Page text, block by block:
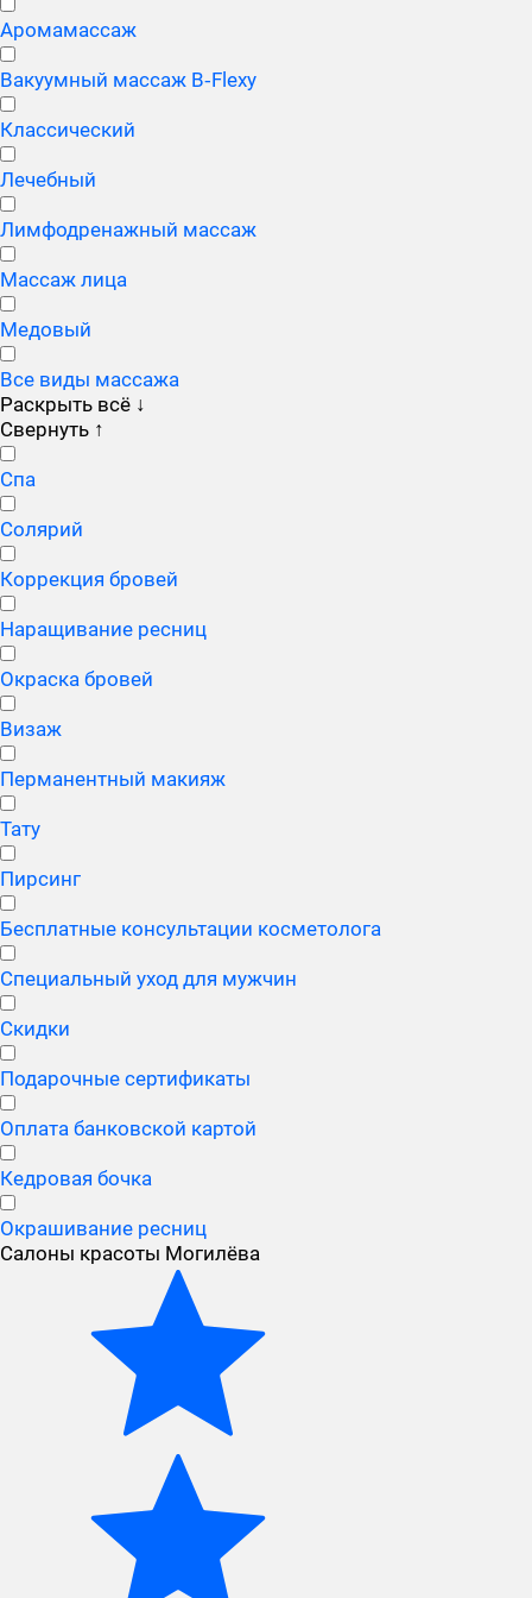
Аромамассаж
Вакуумный массаж B‑Flexy
Классический
Лечебный
Лимфодренажный массаж
Массаж лица
Медовый
Все виды массажа
Раскрыть всё ↓
Свернуть ↑
Спа
Солярий
Коррекция бровей
Наращивание ресниц
Окраска бровей
Визаж
Перманентный макияж
Тату
Пирсинг
Бесплатные консультации косметолога
Специальный уход для мужчин
Скидки
Подарочные сертификаты
Оплата банковской картой
Кедровая бочка
Окрашивание ресниц
Салоны красоты Могилёва